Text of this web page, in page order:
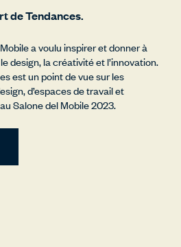
de Tendances.
a voulu inspirer et donner à
design, la créativité et l’innovation.
est un point de vue sur les
d’espaces de travail et
Salone del Mobile 2023.